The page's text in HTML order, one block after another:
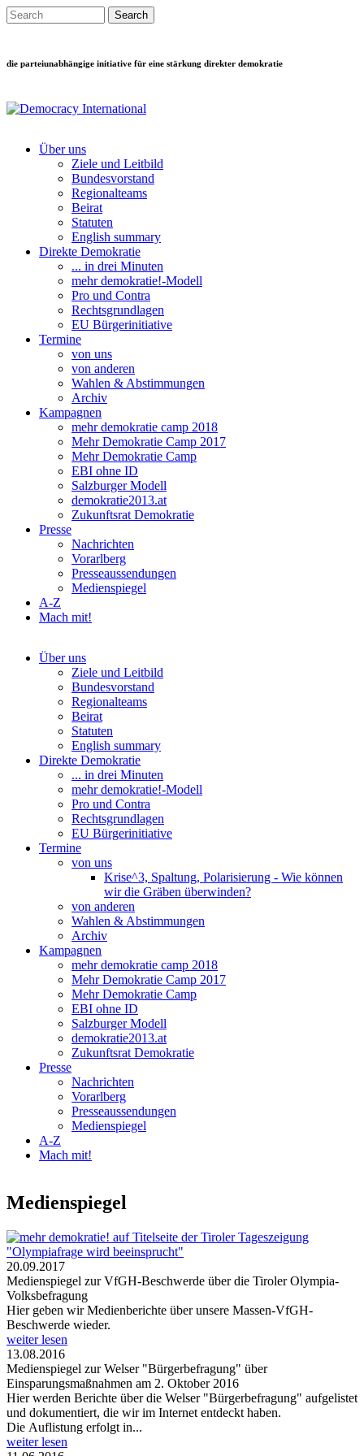
Direkt zum Inhalt
Search this site
die parteiunabhängige initiative für eine stärkung direkter demokratie
Main menu
Über uns
Ziele und Leitbild
Bundesvorstand
Regionalteams
Beirat
Statuten
English summary
Direkte Demokratie
... in drei Minuten
mehr demokratie!-Modell
Pro und Contra
Rechtsgrundlagen
EU Bürgerinitiative
Termine
von uns
von anderen
Wahlen & Abstimmungen
Archiv
Kampagnen
mehr demokratie camp 2018
Mehr Demokratie Camp 2017
Mehr Demokratie Camp
EBI ohne ID
Salzburger Modell
demokratie2013.at
Zukunftsrat Demokratie
Presse
Nachrichten
Vorarlberg
Presseaussendungen
Medienspiegel
A-Z
Mach mit!
Über uns
Ziele und Leitbild
Bundesvorstand
Regionalteams
Beirat
Statuten
English summary
Direkte Demokratie
... in drei Minuten
mehr demokratie!-Modell
Pro und Contra
Rechtsgrundlagen
EU Bürgerinitiative
Termine
von uns
Krise^3, Spaltung, Polarisierung - Wie können
wir die Gräben überwinden?
von anderen
Wahlen & Abstimmungen
Archiv
Kampagnen
mehr demokratie camp 2018
Mehr Demokratie Camp 2017
Mehr Demokratie Camp
EBI ohne ID
Salzburger Modell
demokratie2013.at
Zukunftsrat Demokratie
Presse
Nachrichten
Vorarlberg
Presseaussendungen
Medienspiegel
A-Z
Mach mit!
Medienspiegel
20.09.2017
Medienspiegel zur VfGH-Beschwerde über die Tiroler Olympia-
Volksbefragung
Hier geben wir Medienberichte über unsere Massen-VfGH-
Beschwerde wieder.
weiter lesen
13.08.2016
Medienspiegel zur Welser "Bürgerbefragung" über
Einsparungsmaßnahmen am 2. Oktober 2016
Hier werden Berichte über die Welser "Bürgerbefragung" aufgelistet
und dokumentiert, die wir im Internet entdeckt haben.
Die Auflistung erfolgt in...
weiter lesen